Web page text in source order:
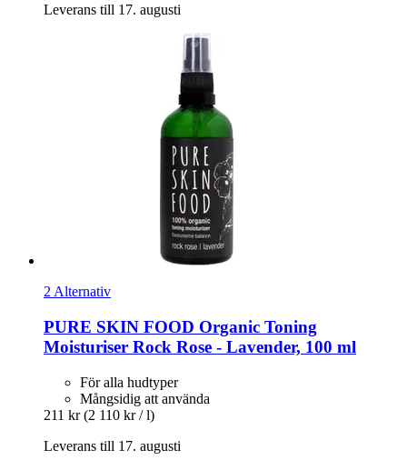
Leverans till 17. augusti
2 Alternativ
PURE SKIN FOOD Organic Toning
Moisturiser Rock Rose -​ Lavender, 100 ml
För alla hudtyper
Mångsidig att använda
211 kr (2 110 kr / l)
Leverans till 17. augusti